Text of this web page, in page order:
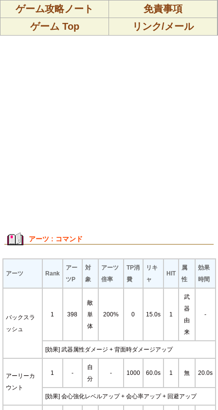
ゲーム攻略ノート
免責事項
ゲーム Top
リンク/メール
アーツ : コマンド
アーツ Rank
アー
ツP
対
象
アーツ
倍率
TP消
費
リキ
ャ
HIT
属
性
効果
時間
バックスラ
ッシュ
1 398
敵
単
体
200% 0 15.0s 1
武
器
由
来
-
[効果] 武器属性ダメージ + 背面時ダメージアップ
アーリーカ
ウント
1 -
自
分
- 1000 60.0s 1 無 20.0s
[効果] 会心強化レベルアップ + 会心率アップ + 回避アップ